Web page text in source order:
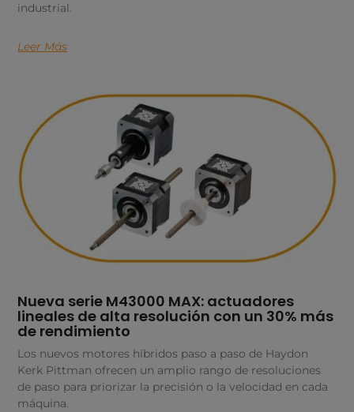
industrial.
Leer Más
Nueva serie M43000 MAX: actuadores
lineales de alta resolución con un 30% más
de rendimiento
Los nuevos motores híbridos paso a paso de Haydon
Kerk Pittman ofrecen un amplio rango de resoluciones
de paso para priorizar la precisión o la velocidad en cada
máquina.